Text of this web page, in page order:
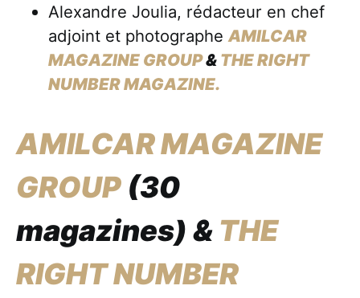
Alexandre Joulia, rédacteur en chef
adjoint et photographe AMILCAR
MAGAZINE GROUP& THE RIGHT
NUMBER MAGAZINE.
AMILCAR MAGAZINE
GROUP (30
magazines) & THE
RIGHT NUMBER